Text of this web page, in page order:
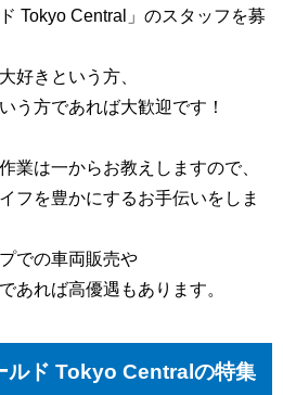
Tokyo Central」のスタッフを募
好きという方、
う方であれば大歓迎です！
業は一からお教えしますので、
フを豊かにするお手伝いをしま
での車両販売や
あれば高優遇もあります。
ルド Tokyo Centralの特集